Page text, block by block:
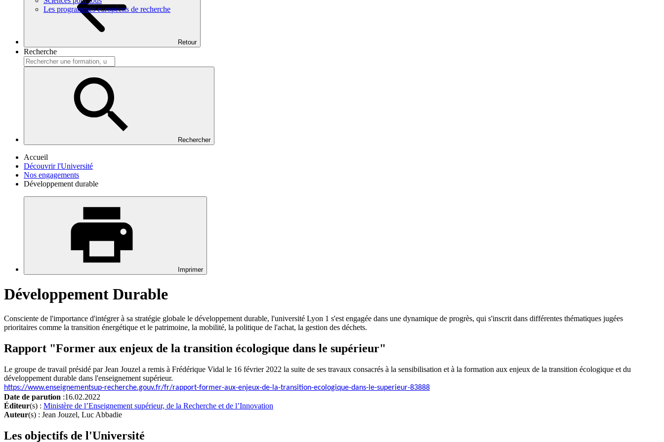
Les programmes européens de recherche
Retour
Recherche
Rechercher
Accueil
Découvrir l'Université
Nos engagements
Développement durable
Imprimer
Développement Durable
Consciente de l'importance d'intégrer à sa stratégie globale le développement durable, l'université Lyon 1 s'est engagée dans une dynamique de progrès, qui s'inscrit dans différentes thématiques jugées
prioritaires comme la transition énergétique et le patrimoine, la mobilité, la politique de l'achat, la gestion des déchets.
Rapport "Former aux enjeux de la transition écologique dans le supérieur"
Le groupe de travail présidé par Jean Jouzel a remis à Frédérique Vidal le 16 février 2022 la suite de ses travaux consacrés à la sensibilisation et à la formation aux enjeux de la transition écologique et du
développement durable dans l'enseignement supérieur.
https://www.enseignementsup-recherche.gouv.fr/fr/rapport-former-aux-enjeux-de-la-transition-ecologique-dans-le-superieur-83888
Date de parution :16.02.2022
Éditeur(s) : Ministère de l’Enseignement supérieur, de la Recherche et de l’Innovation
Auteur(s) : Jean Jouzel, Luc Abbadie
Les objectifs de l'Université